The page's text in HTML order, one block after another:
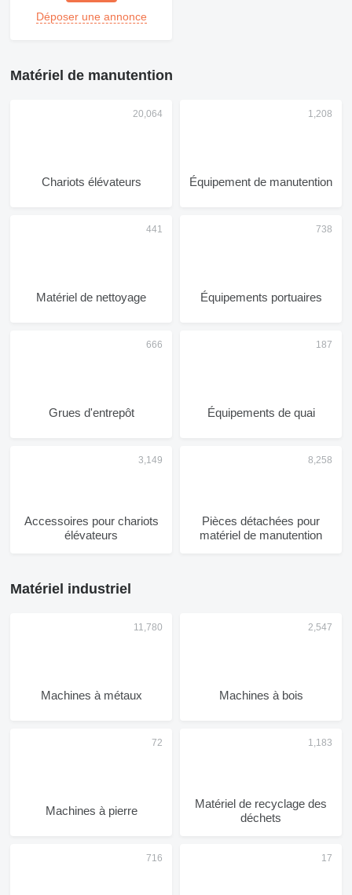
Déposer une annonce
Matériel de manutention
Chariots élévateurs Équipement de manutention
Matériel de nettoyage Équipements portuaires
Grues d'entrepôt Équipements de quai
Accessoires pour chariots
élévateurs
Pièces détachées pour
matériel de manutention
Matériel industriel
Machines à métaux Machines à bois
Machines à pierre
Matériel de recyclage des
déchets